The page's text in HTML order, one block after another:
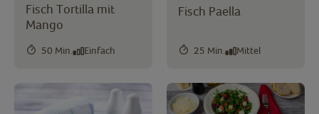
Fisch Tortilla mit
Mango
50 Min. Einfach
Fisch Paella
25 Min. Mittel